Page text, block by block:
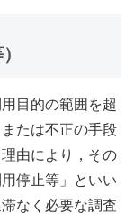
目的の範囲を超
たは不正の手段
由により，その
停止等」といい
なく必要な調査